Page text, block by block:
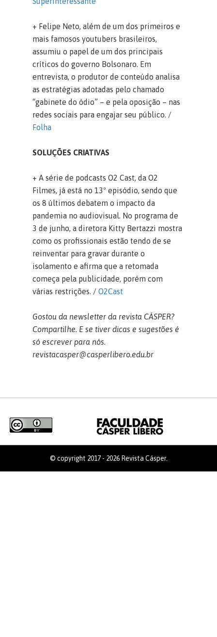
+ Felipe Neto, além de um dos primeiros e
mais famosos youtubers brasileiros,
assumiu o papel de um dos principais
críticos do governo Bolsonaro. Em
entrevista, o produtor de conteúdo analisa
as estratégias adotadas pelo chamado
“gabinete do ódio” – e pela oposição – nas
redes sociais para engajar seu público. /
Folha
SOLUÇÕES CRIATIVAS
+ A série de podcasts O2 Cast, da O2
Filmes, já está no 13º episódio, sendo que
os 8 últimos debatem o impacto da
pandemia no audiovisual. No programa de
3 de junho, a diretora Kitty Bertazzi mostra
como os profissionais estão tendo de se
reinventar para gravar durante o
isolamento e afirma que a retomada
começa pela publicidade, porém com
várias restrições. /O2Cast
Gostou da newsletter da revista CÁSPER?
Compartilhe. E se tiver dicas e sugestões é
só escrever para nós.
revistacasper@casperlibero.edu.br
© copyright 2017 - 2026 Revista Cásper.